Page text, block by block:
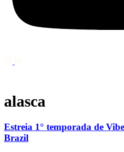
alasca
Estreia 1° temporada de
Brazil